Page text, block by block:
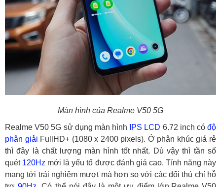
Màn hình của Realme V50 5G
Realme V50 5G sử dụng màn hình
IPS LCD 6.72 inch cóđộ
phân giải FullHD+ (1080 x 2400 pixels). Ở phân khúc giá rẻ
thì đây là chất lượng màn hình tốt nhất. Dù vậy thì tần số
quét 120Hz mới là yếu tố được đánh giá cao. Tính năng này
mang tới trải nghiệm mượt mà hơn so với các đối thủ chỉ hỗ